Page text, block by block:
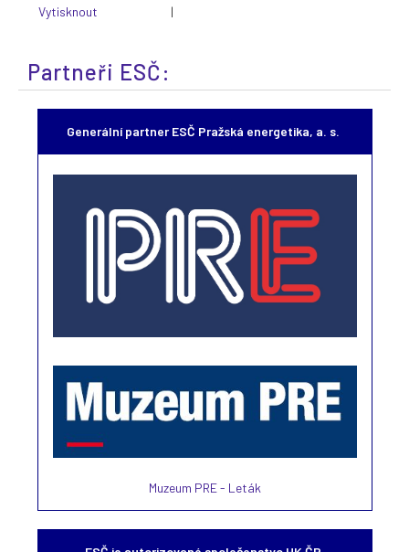
Vytisknout
|
Partneři ESČ:
Generální partner ESČ Pražská energetika, a. s.
Muzeum PRE - Leták